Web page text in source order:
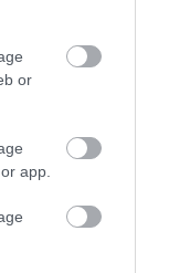
or
app.